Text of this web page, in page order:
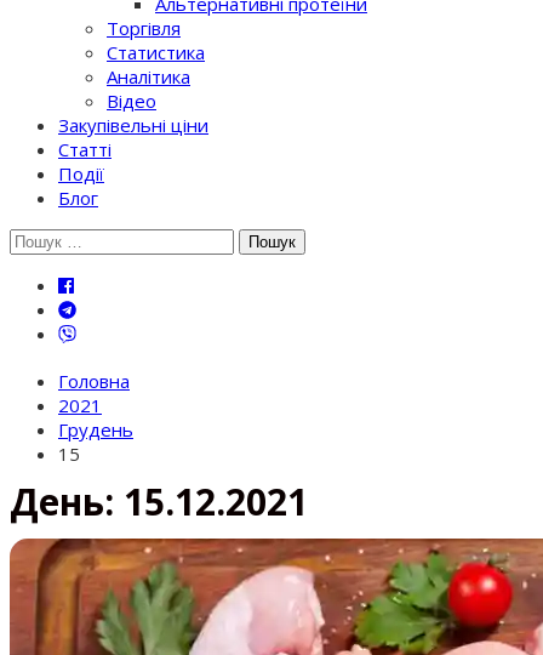
Торгівля
Статистика
Аналітика
Відео
Закупівельні ціни
Статті
Події
Блог
Шукати:
Головна
2021
Грудень
15
День: 15.12.2021